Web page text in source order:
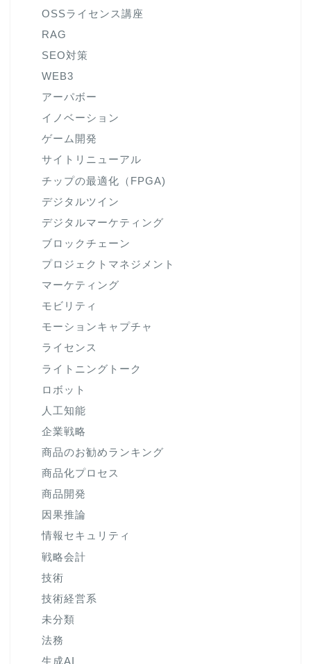
OSSライセンス講座
RAG
SEO対策
WEB3
アーパボー
イノベーション
ゲーム開発
サイトリニューアル
チップの最適化（FPGA)
デジタルツイン
デジタルマーケティング
ブロックチェーン
プロジェクトマネジメント
マーケティング
モビリティ
モーションキャプチャ
ライセンス
ライトニングトーク
ロボット
人工知能
企業戦略
商品のお勧めランキング
商品化プロセス
商品開発
因果推論
情報セキュリティ
戦略会計
技術
技術経営系
未分類
法務
生成AI